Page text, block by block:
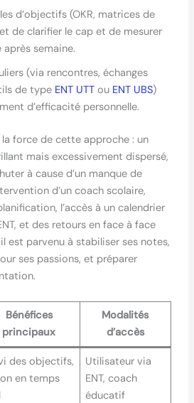
d’objectifs (OKR, matrices de
de clarifier le cap et de mesurer
après semaine.
(via rencontres, échanges
de type ENT UTTou ENT UBS)
d’efficacité personnelle.
force de cette approche : un
mais excessivement dispersé,
à cause d’un manque de
d’un coach scolaire,
l’accès à un calendrier
et des retours en face à face
est parvenu à stabiliser ses notes,
ses passions, et préparer
Bénéfices
principaux
Modalités
d’accès
des objectifs,
en temps
Utilisateur via
ENT, coach
éducatif